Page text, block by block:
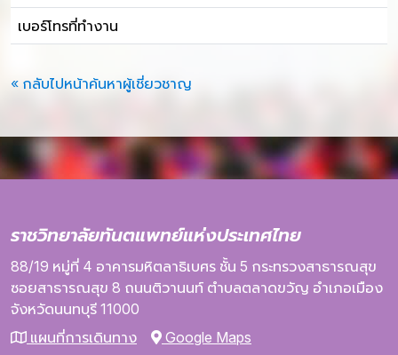
เบอร์โทรที่ทำงาน
« กลับไปหน้าค้นหาผู้เชี่ยวชาญ
ราชวิทยาลัยทันตแพทย์แห่งประเทศไทย
88/19 หมู่ที่ 4 อาคารมหิตลาธิเบศร ชั้น 5 กระทรวงสาธารณสุข
ซอยสาธารณสุข 8 ถนนติวานนท์ ตำบลตลาดขวัญ อำเภอเมือง
จังหวัดนนทบุรี 11000
แผนที่การเดินทาง
Google Maps